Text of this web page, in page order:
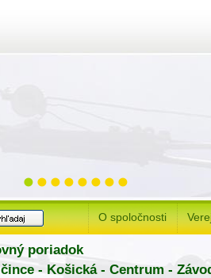
O spoločnosti
poriadok
- Košická - Centrum -